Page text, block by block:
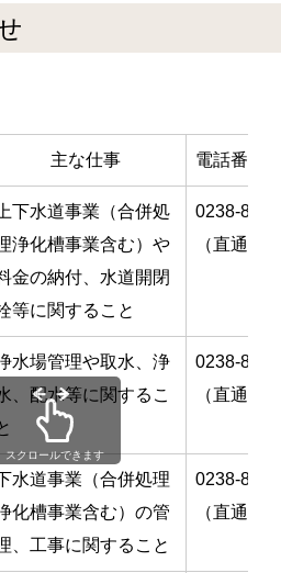
主な仕事 電話番号
上下水道事業（合併処
浄化槽事業含む）や
金の納付、水道開閉
等に関すること
0238-85-
（直通）
水場管理や取水、浄
、配水等に関するこ
0238-85-
（直通）
水道事業（合併処理
化槽事業含む）の管
、工事に関すること
0238-85-
（直通）
スクロールできます